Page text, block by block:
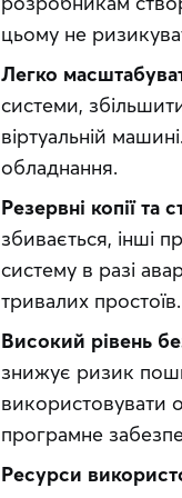
цьому не
Легко
системи,
віртуальній
обладнання.
Резервні копії та
збивається, інші
систему в разі
тривалих простоїв.
Високий рівень
знижує ризик
використовувати
програмне
Ресурси